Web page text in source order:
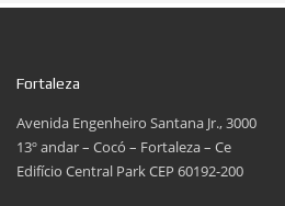
Fortaleza
Avenida Engenheiro Santana Jr., 3000
13º andar – Cocó – Fortaleza – Ce
Edifício Central Park CEP 60192-200